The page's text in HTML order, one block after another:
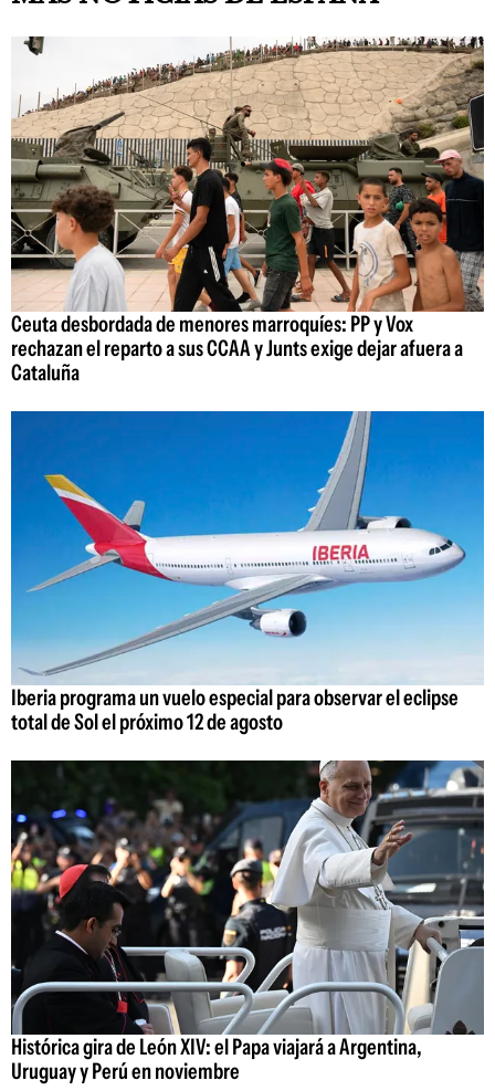
Ceuta desbordada de menores marroquíes: PP y Vox
rechazan el reparto a sus CCAA y Junts exige dejar afuera a
Cataluña
Iberia programa un vuelo especial para observar el eclipse
total de Sol el próximo 12 de agosto
Histórica gira de León XIV: el Papa viajará a Argentina,
Uruguay y Perú en noviembre